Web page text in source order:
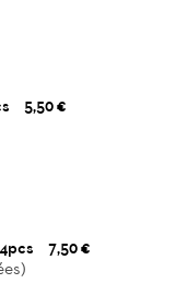
5,50 €
7,50 €